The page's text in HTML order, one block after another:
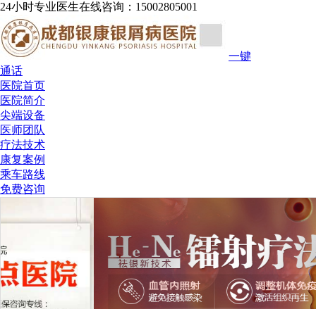
24小时专业医生在线咨询：15002805001
一键
通话
医院首页
医院简介
尖端设备
医师团队
疗法技术
康复案例
乘车路线
免费咨询